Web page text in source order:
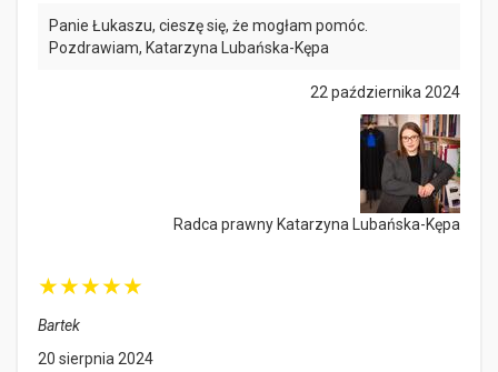
22 października 2024
Radca prawny Katarzyna Lubańska-Kępa
Panie Łukaszu, cieszę się, że mogłam pomóc.
Pozdrawiam, Katarzyna Lubańska-Kępa
★★★★★
Bartek
20 sierpnia 2024